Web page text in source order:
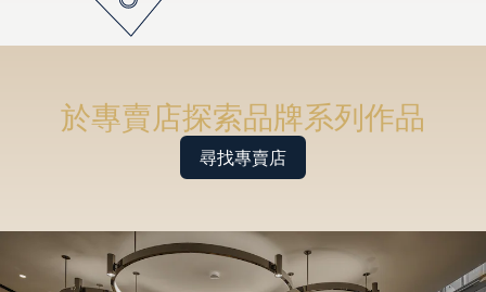
於專賣店探索品牌系列作品
尋找專賣店